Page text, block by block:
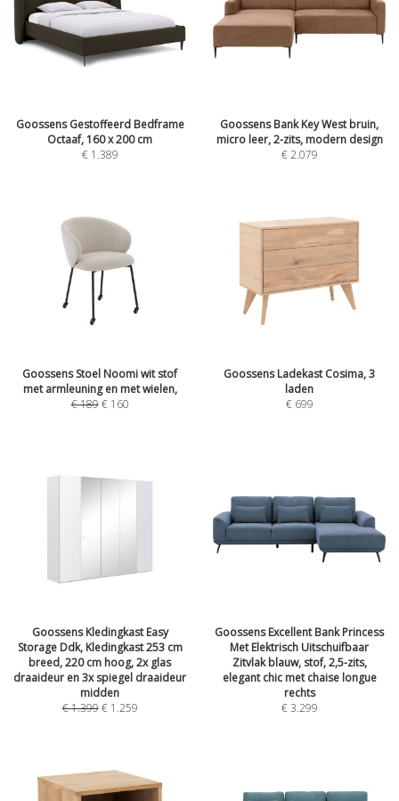
Goossens Gestoffeerd Bedframe
Octaaf, 160 x 200 cm
€ 1.389
Goossens Bank Key West bruin,
micro leer, 2-zits, modern design
€2.079
Goossens Stoel Noomi wit stof
met armleuning en met wielen,
€189 € 160
Goossens Ladekast Cosima, 3
laden
€ 699
Goossens Kledingkast Easy
Storage Ddk, Kledingkast 253 cm
breed, 220 cm hoog, 2x glas
draaideur en 3x spiegel draaideur
midden
€1.399 € 1.259
Goossens Excellent Bank Princess
Met Elektrisch Uitschuifbaar
Zitvlak blauw, stof, 2,5-zits,
elegant chic met chaise longue
rechts
€3.299